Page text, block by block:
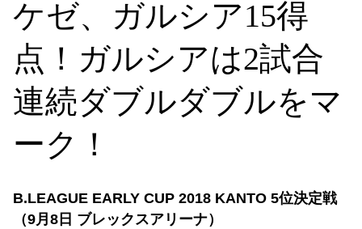
ケゼ、ガルシア15得
点！ガルシアは2試合
連続ダブルダブルをマ
ーク！
B.LEAGUE EARLY CUP 2018 KANTO 5位決定戦
（9月8日 ブレックスアリーナ）